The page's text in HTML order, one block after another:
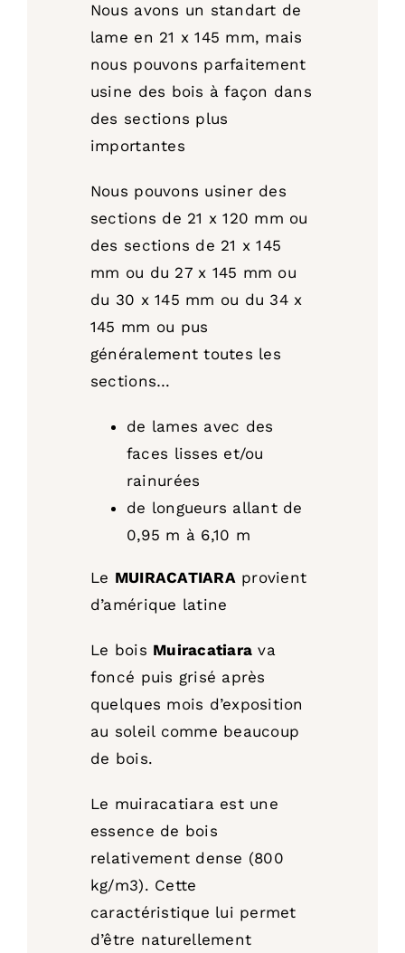
Nous avons un standart de
lame en 21 x 145 mm, mais
nous pouvons parfaitement
usine des bois à façon dans
des sections plus
importantes
Nous pouvons usiner des
sections de 21 x 120 mm ou
des sections de 21 x 145
mm ou du 27 x 145 mm ou
du 30 x 145 mm ou du 34 x
145 mm ou pus
généralement toutes les
sections…
de lames avec des
faces lisses et/ou
rainurées
de longueurs allant de
0,95 m à 6,10 m
Le MUIRACATIARAprovient
d’amérique latine
Le bois Muiracatiara va
foncé puis grisé après
quelques mois d’exposition
au soleil comme beaucoup
de bois.
Le muiracatiara est une
essence de bois
relativement dense (800
kg/m3). Cette
caractéristique lui permet
d’être naturellement